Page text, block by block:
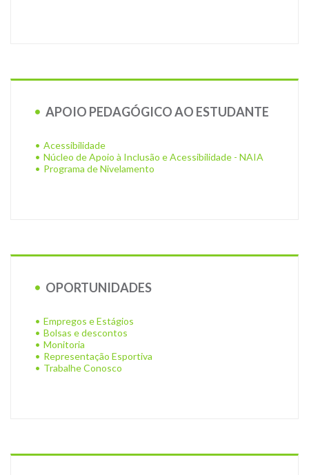
APOIO PEDAGÓGICO AO ESTUDANTE
Acessibilidade
Núcleo de Apoio à Inclusão e Acessibilidade - NAIA
Programa de Nivelamento
OPORTUNIDADES
Empregos e Estágios
Bolsas e descontos
Monitoria
Representação Esportiva
Trabalhe Conosco